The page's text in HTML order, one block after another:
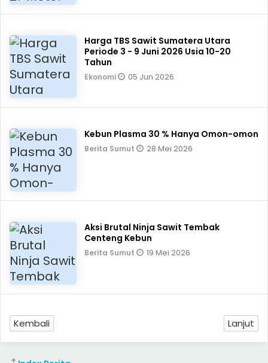
Harga TBS Sawit Sumatera Utara
Periode 3 - 9 Juni 2026 Usia 10-20
Tahun
Ekonomi 05 Jun 2026
Kebun Plasma 30 % Hanya Omon-omon
Berita Sumut 28 Mei 2026
Aksi Brutal Ninja Sawit Tembak
Centeng Kebun
Berita Sumut 19 Mei 2026
Kembali Lanjut
+